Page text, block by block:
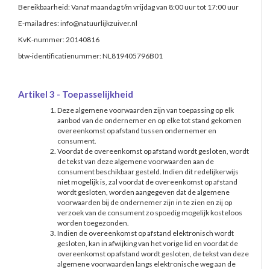
Bereikbaarheid: Vanaf maandag t/m vrijdag van 8:00 uur tot 17:00 uur
E-mailadres:info@natuurlijkzuiver.nl
KvK-nummer: 20140816
btw-identificatienummer: NL819405796B01
Artikel 3 - Toepasselijkheid
Deze algemene voorwaarden zijn van toepassing op elk
aanbod van de ondernemer en op elke tot stand gekomen
overeenkomst op afstand tussen ondernemer en
consument.
Voordat de overeenkomst op afstand wordt gesloten, wordt
de tekst van deze algemene voorwaarden aan de
consument beschikbaar gesteld. Indien dit redelijkerwijs
niet mogelijk is, zal voordat de overeenkomst op afstand
wordt gesloten, worden aangegeven dat de algemene
voorwaarden bij de ondernemer zijn in te zien en zij op
verzoek van de consument zo spoedig mogelijk kosteloos
worden toegezonden.
Indien de overeenkomst op afstand elektronisch wordt
gesloten, kan in afwijking van het vorige lid en voordat de
overeenkomst op afstand wordt gesloten, de tekst van deze
algemene voorwaarden langs elektronische weg aan de